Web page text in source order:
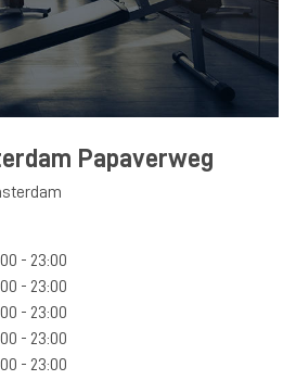
Papaverweg
- 23:00
- 23:00
- 23:00
- 23:00
- 23:00